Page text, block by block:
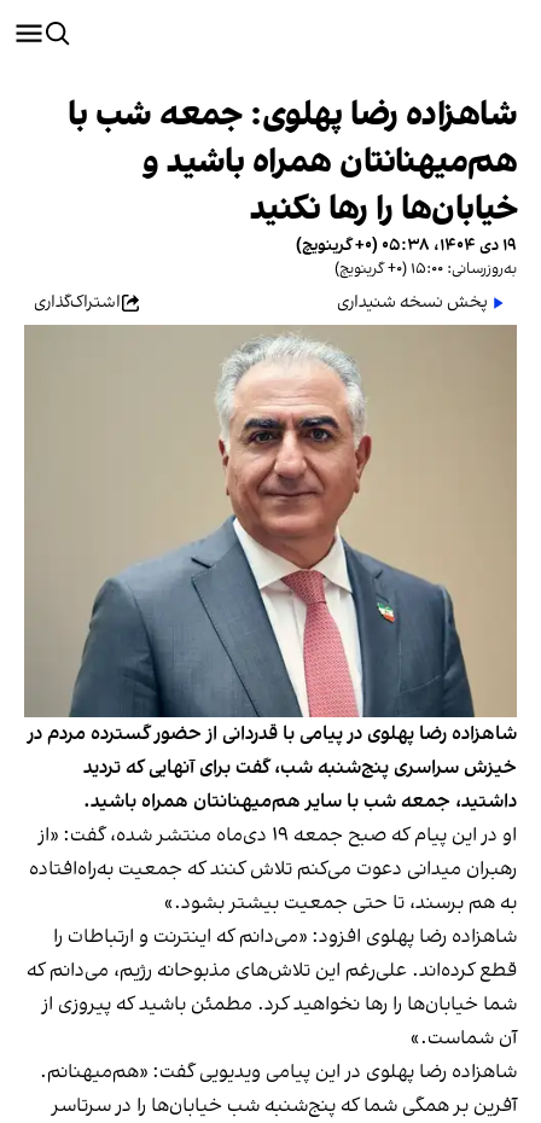
شاهزاده رضا پهلوی: جمعه شب با
هم‌میهنانتان همراه باشید و
خیابان‌ها را رها نکنید
۱۹ دی ۱۴۰۴، ۰۵:۳۸ (‎+۰ گرینویچ)
به‌روزرسانی: ۱۵:۰۰ (‎+۰ گرینویچ)
پخش نسخه شنیداری اشتراک‌گذاری
شاهزاده رضا پهلوی در پیامی با قدردانی از حضور گسترده مردم در
خیزش سراسری پنج‌شنبه شب، گفت برای آنهایی که تردید
داشتید، جمعه شب با سایر هم‌میهنانتان همراه باشید.
او در این پیام که صبح جمعه ۱۹ دی‌ماه منتشر شده، گفت: «از
رهبران میدانی دعوت می‌کنم تلاش کنند که جمعیت به‌راه‌افتاده
به هم برسند، تا حتی جمعیت بیشتر بشود.»
شاهزاده رضا پهلوی افزود: «می‌دانم که اینترنت و ارتباطات را
قطع کرده‌اند. علی‌رغم این تلاش‌های مذبوحانه رژیم، می‌دانم که
شما خیابان‌ها را رها نخواهید کرد. مطمئن باشید که پیروزی از
آن شماست.»
شاهزاده رضا پهلوی در این پیامی ویدیویی گفت: «هم‌میهنانم.
آفرین بر همگی شما که پنج‌شنبه شب خیابان‌ها را در سرتاسر